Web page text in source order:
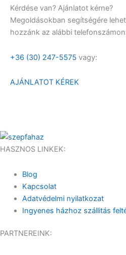
Kérdése van? Ajánlatot kérne?
Megoldásokban segítségére
hozzánk az alábbi
+36 (30) 247-5575 vagy:
AJÁNLATOT KÉREK
HASZNOS LINKEK:
Blog
Kapcsolat
Adatvédelmi nyilatkozat
Ingyenes házhoz szállitás
PARTNEREINK: